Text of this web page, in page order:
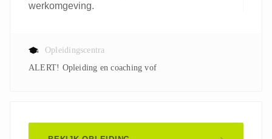
werkomgeving.
Opleidingscentra
ALERT! Opleiding en coaching vof